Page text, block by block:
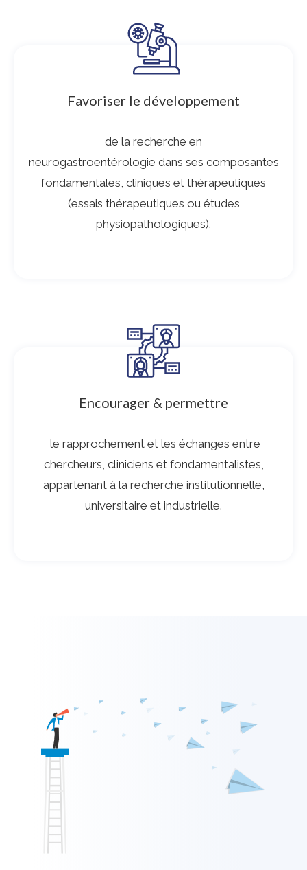
Favoriser le développement
de la recherche en
neurogastroentérologie dans ses composantes
fondamentales, cliniques et thérapeutiques
(essais thérapeutiques ou études
physiopathologiques).
Encourager & permettre
le rapprochement et les échanges entre
chercheurs, cliniciens et fondamentalistes,
appartenant à la recherche institutionnelle,
universitaire et industrielle.